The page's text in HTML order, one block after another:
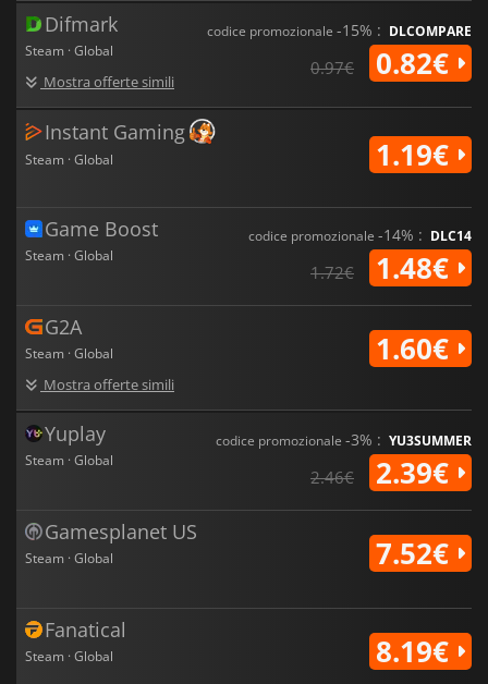
Difmark
Steam · Global
Mostra offerte simili
codice promozionale -15% : DLCOMPARE
0.97€ 0.82€
Instant Gaming
Steam · Global 1.19€
Game Boost
Steam · Global
codice promozionale -14% : DLC14
1.72€ 1.48€
G2A
Steam · Global
Mostra offerte simili
1.60€
Yuplay
Steam · Global
codice promozionale -3% : YU3SUMMER
2.46€ 2.39€
Gamesplanet US
Steam · Global 7.52€
Fanatical
Steam · Global 8.19€